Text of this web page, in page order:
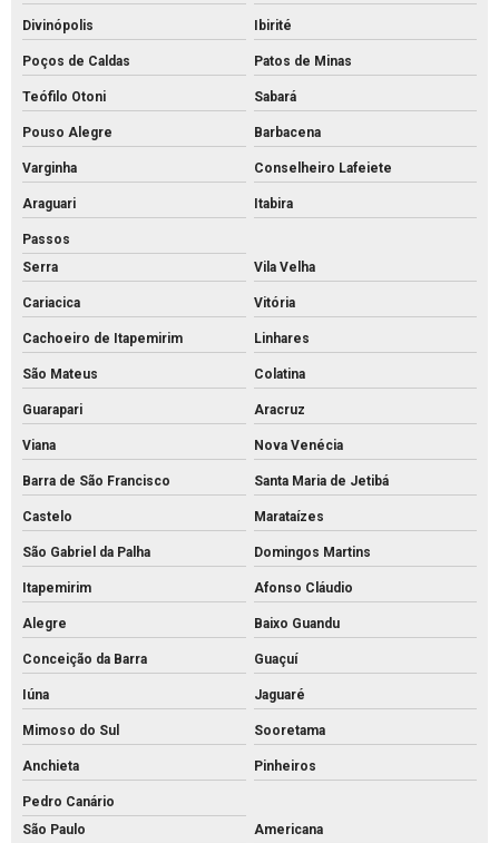
Meio fio de concreto valor
Mourão de concreto para cerca comprar
Mourão de concreto rs
Mourões de concreto 10x10 preço
Mourões de concreto para alambrado
Mourões de concreto para cerca preço
Mourões de concreto para cerca valores
Mourões de concreto para cerca
Mourões de concreto curvo
Palanque de concreto 10x10
Palanque de concreto para alambrado preço
Palanque de concreto valor
Palanque de concreto a venda
Palanque de concreto
Pavimentação bloco intertravado
Pavimentação intertravada preço
Pavimentação intertravada
Divinópolis Ibirité
Poços de Caldas Patos de Minas
Teófilo Otoni Sabará
Pouso Alegre Barbacena
Varginha Conselheiro Lafeiete
Araguari Itabira
Passos
Serra
Vila Velha
Cariacica Vitória
Cachoeiro de Itapemirim Linhares
São Mateus Colatina
Guarapari Aracruz
Viana Nova Venécia
Barra de São Francisco Santa Maria de Jetibá
Castelo Marataízes
São Gabriel da Palha Domingos Martins
Itapemirim Afonso Cláudio
Alegre Baixo Guandu
Conceição da Barra Guaçuí
Iúna Jaguaré
Mimoso do Sul Sooretama
Anchieta Pinheiros
Pedro Canário
São Paulo
Americana